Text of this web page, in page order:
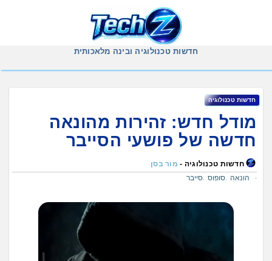
חדשות טכנולוגיה ובינה מלאכותית
חדשות טכנולוגיה
מודל חדש: זהירות מהונאה
חדשה של פושעי הסייבר
חדשות טכנולוגיה - מור בסן
הונאה
סופוס סייבר